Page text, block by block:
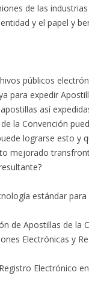
de las
y el papel y
públicos
para expedir
así
la Convención
lograrse esto y
mejorado
estándar
de Apostillas de la
Electrónicas y
Electrónico